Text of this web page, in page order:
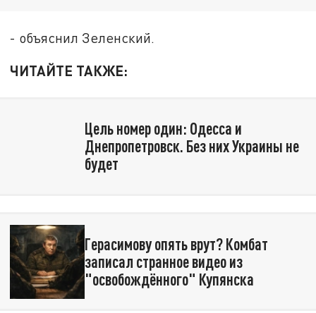
- объяснил Зеленский.
ЧИТАЙТЕ ТАКЖЕ:
Цель номер один: Одесса и
Днепропетровск. Без них Украины не
будет
Герасимову опять врут? Комбат
записал странное видео из
"освобождённого" Купянска